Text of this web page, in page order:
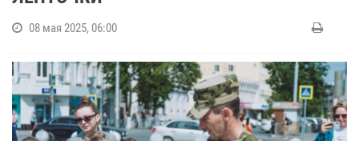
08 мая 2025, 06:00